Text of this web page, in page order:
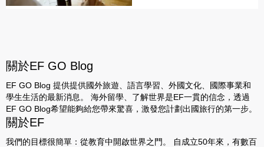
關於EF GO Blog
EF GO Blog 提供提供國外旅遊、語言學習、外國文化、國際事業和
學生生活的最新消息。 海外留學、了解世界是EF一貫的信念，透過
EF GO Blog希望能夠給您帶來驚喜，激發您計劃出國旅行的第一步。
關於EF
我們的目標很簡單：從教育中開啟世界之門。 自成立50年來，有數百